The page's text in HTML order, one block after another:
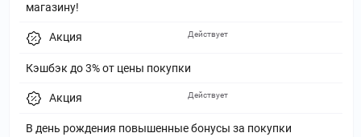
магазину!
Акция
Кэшбэк до 3% от цены покупки
Действует
Акция
В день рождения повышенные бонусы за покупки
Действует